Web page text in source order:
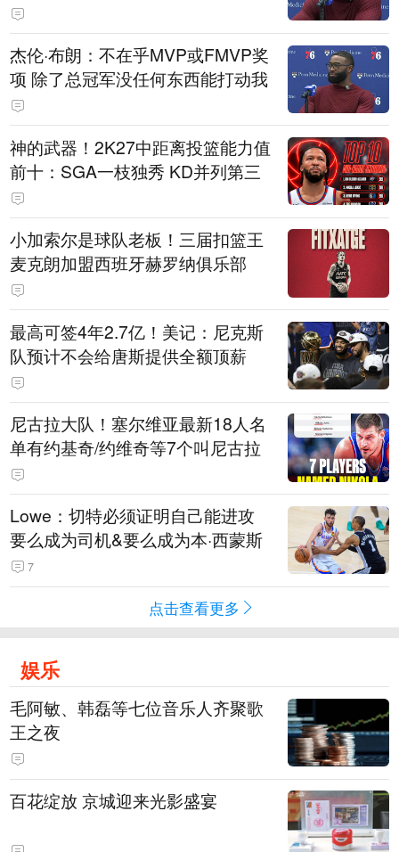
杰伦·布朗：不在乎MVP或FMVP奖
项 除了总冠军没任何东西能打动我
神的武器！2K27中距离投篮能力值
前十：SGA一枝独秀 KD并列第三
小加索尔是球队老板！三届扣篮王
麦克朗加盟西班牙赫罗纳俱乐部
最高可签4年2.7亿！美记：尼克斯
队预计不会给唐斯提供全额顶薪
尼古拉大队！塞尔维亚最新18人名
单有约基奇/约维奇等7个叫尼古拉
Lowe：切特必须证明自己能进攻
要么成为司机&要么成为本·西蒙斯
7
点击查看更多
娱乐
毛阿敏、韩磊等七位音乐人齐聚歌
王之夜
百花绽放 京城迎来光影盛宴